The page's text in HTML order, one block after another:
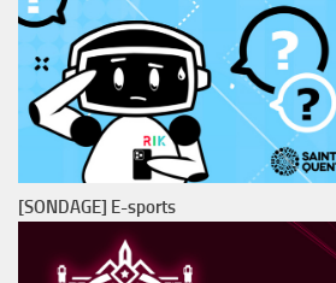
[SONDAGE] E-sports